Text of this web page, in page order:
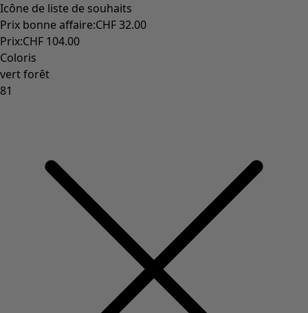
Icône de liste de souhaits
Prix bonne affaire:CHF 32.00
Prix:CHF 104.00
Coloris
vert forêt
81